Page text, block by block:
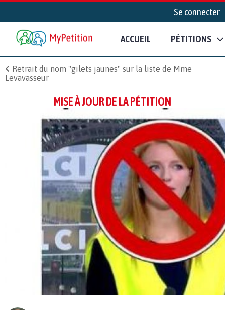
Se connecter
ACCUEIL PÉTITIONS
Retrait du nom "gilets jaunes" sur la liste de Mme
Levavasseur
MISE À JOUR DE LA PÉTITION